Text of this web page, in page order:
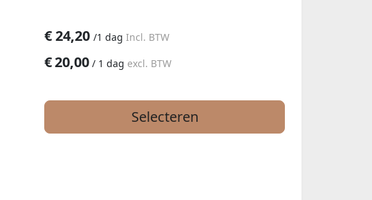
€24,20 /1 dag Incl. BTW
€20,00 / 1 dag excl. BTW
Selecteren